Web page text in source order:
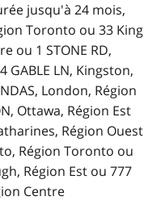
jusqu'à 24 mois,
Toronto ou 33 King
ou 1 STONE RD,
GABLE LN, Kingston,
London, Région
Ottawa, Région Est
Région Ouest
Région Toronto ou
Région Est ou 777
Centre